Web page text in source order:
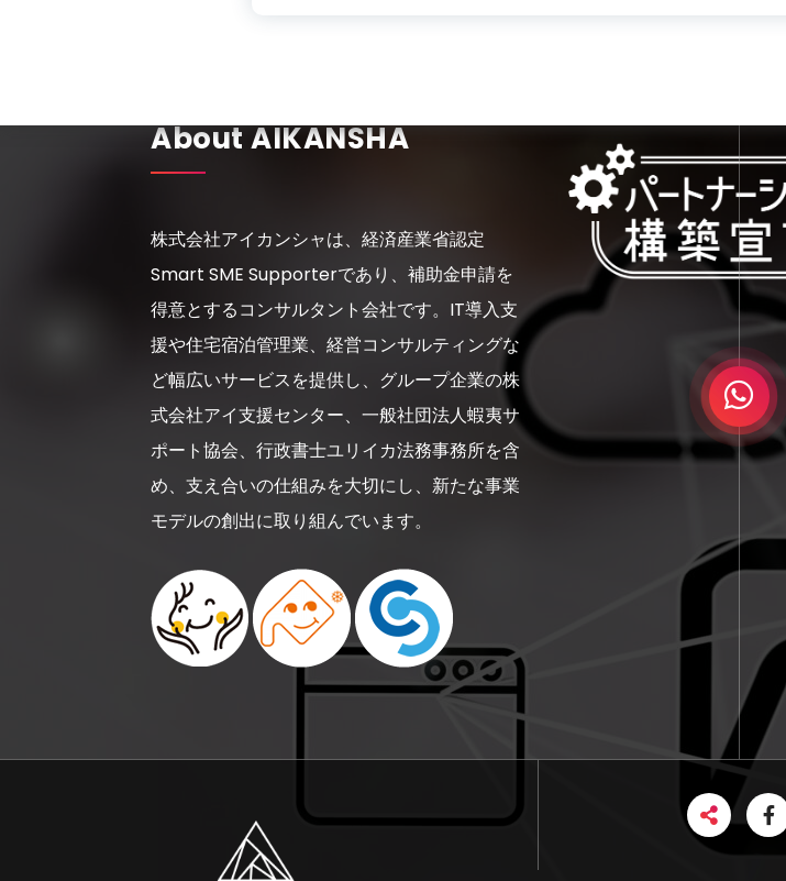
About AIKANSHA
株式会社アイカンシャは、経済産業省認定
Smart SME Supporterであり、補助金申請を
得意とするコンサルタント会社です。IT導入支
援や住宅宿泊管理業、経営コンサルティングな
ど幅広いサービスを提供し、グループ企業の株
式会社アイ支援センター、一般社団法人蝦夷サ
ポート協会、行政書士ユリイカ法務事務所を含
め、支え合いの仕組みを大切にし、新たな事業
モデルの創出に取り組んでいます。